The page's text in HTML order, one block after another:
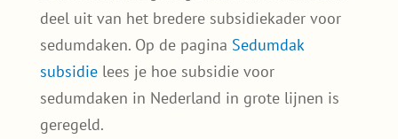
Samen met de buren
In Leeuwarden kiezen sommige bewoners
ervoor om een sedumdak samen aan te
leggen. Dat gebeurt meestal informeel: buren